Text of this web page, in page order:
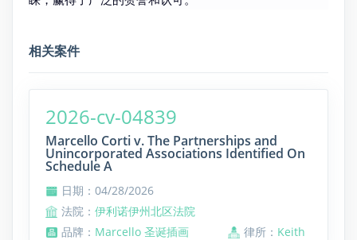
相关案件
2026-cv-04839
Marcello Corti v. The Partnerships and
Unincorporated Associations Identified On
Schedule A
日期：04/28/2026
法院： 伊利诺伊州北区法院
品牌： Marcello 圣诞插画 律所： Keith